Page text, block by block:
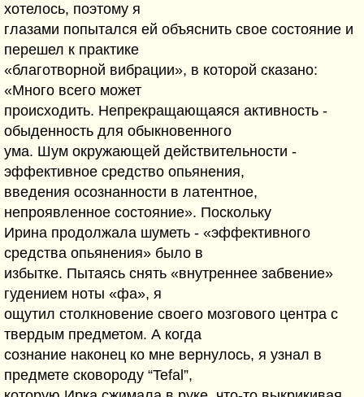
хотелось, поэтому я
глазами попытался ей объяснить свое состояние и
перешел к практике
«благотворной вибрации», в которой сказано:
«Много всего может
происходить. Непрекращающаяся активность -
обыденность для обыкновенного
ума. Шум окружающей действительности -
эффективное средство опьянения,
введения осознанности в латентное,
непроявленное состояние». Поскольку
Ирина продолжала шуметь - «эффективного
средства опьянения» было в
избытке. Пытаясь снять «внутреннее забвение»
гудением ноты «фа», я
ощутил столкновение своего мозгового центра с
твердым предметом. А когда
сознание наконец ко мне вернулось, я узнал в
предмете сковороду “Tefal”,